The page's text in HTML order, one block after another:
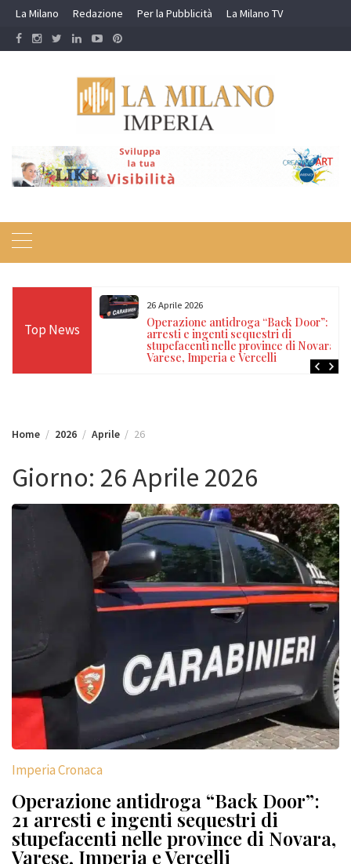
Skip
content
La Milano Redazione Per la Pubblicità La Milano TV
Top News
dei
documenti
26 Aprile 2026
Operazione antidroga “Back Door”: 21
arresti e ingenti sequestri di
stupefacenti nelle province di Novara,
Varese, Imperia e Vercelli
Home 2026 Aprile 26
Giorno: 26 Aprile 2026
Imperia Cronaca
Operazione antidroga “Back Door”:
21 arresti e ingenti sequestri di
stupefacenti nelle province di Novara,
Varese, Imperia e Vercelli